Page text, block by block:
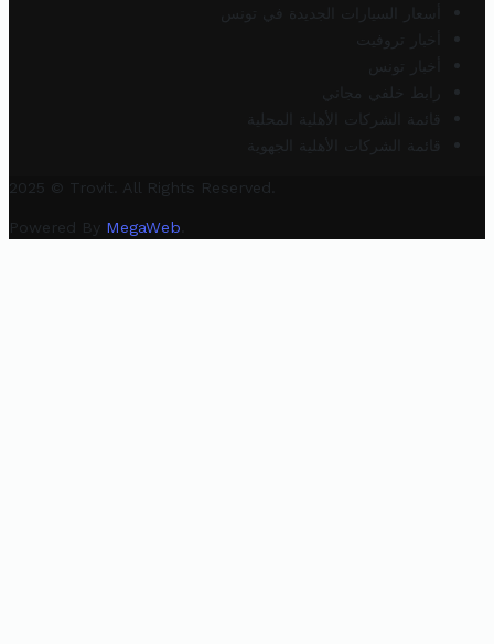
أسعار السيارات الجديدة في تونس
أخبار تروفيت
أخبار تونس
رابط خلفي مجاني
قائمة الشركات الأهلية المحلية
قائمة الشركات الأهلية الجهوية
2025 © Trovit. All Rights Reserved.
Powered By MegaWeb